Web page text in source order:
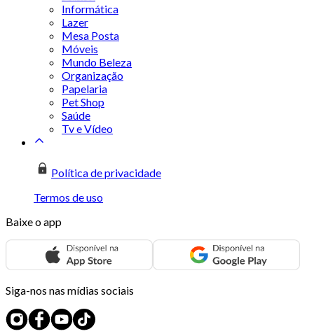
Informática
Lazer
Mesa Posta
Móveis
Mundo Beleza
Organização
Papelaria
Pet Shop
Saúde
Tv e Vídeo
Política de privacidade
Termos de uso
Baixe o app
Siga-nos nas mídias sociais